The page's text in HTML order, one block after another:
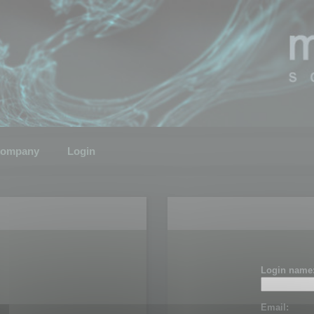
Login
Login
Email: